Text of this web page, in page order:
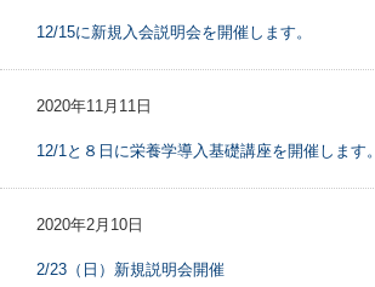
12/15に新規入会説明会を開催します。
2020年11月11日
12/1と８日に栄養学導入基礎講座を開催します。
2020年2月10日
2/23（日）新規説明会開催